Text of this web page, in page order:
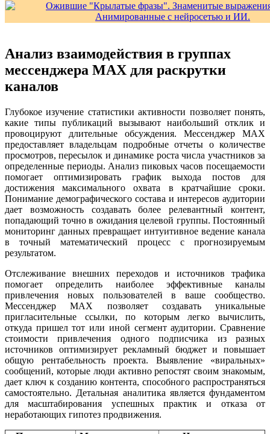
Анализ взаимодействия в группах
мессенджера MAX для раскрутки
каналов
Глубокое изучение статистики активности позволяет понять,
какие типы публикаций вызывают наибольший отклик и
провоцируют длительные обсуждения. Мессенджер MAX
предоставляет владельцам подробные отчеты о количестве
просмотров, пересылок и динамике роста числа участников за
определенные периоды. Анализ пиковых часов посещаемости
помогает оптимизировать график выхода постов для
достижения максимального охвата в кратчайшие сроки.
Понимание демографического состава и интересов аудитории
дает возможность создавать более релевантный контент,
попадающий точно в ожидания целевой группы. Постоянный
мониторинг данных превращает интуитивное ведение канала
в точный математический процесс с прогнозируемым
результатом.
Отслеживание внешних переходов и источников трафика
помогает определить наиболее эффективные каналы
привлечения новых пользователей в ваше сообщество.
Мессенджер MAX позволяет создавать уникальные
пригласительные ссылки, по которым легко вычислить,
откуда пришел тот или иной сегмент аудитории. Сравнение
стоимости привлечения одного подписчика из разных
источников оптимизирует рекламный бюджет и повышает
общую рентабельность проекта. Выявление «виральных»
сообщений, которые люди активно репостят своим знакомым,
дает ключ к созданию контента, способного распространяться
самостоятельно. Детальная аналитика является фундаментом
для масштабирования успешных практик и отказа от
неработающих гипотез продвижения.